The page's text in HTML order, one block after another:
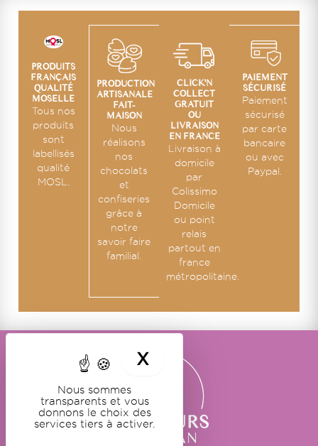
PRODUITS
FRANÇAIS
QUALITÉ
MOSELLE
Tous nos
produits
sont
labellisés
qualité
MOSL.
PRODUCTION
ARTISANALE
FAIT-
MAISON
Nous
réalisons
nos
chocolats
et
confiseries
grâce à
notre
savoir faire
familial.
CLICK'N
COLLECT
GRATUIT
OU
LIVRAISON
EN FRANCE
Livraison à
domicile
par
Colissimo
Domicile
ou point
relais
partout en
france
métropolitaine.
PAIEMENT
SÉCURISÉ
Paiement
sécurisé
par carte
bancaire
ou avec
Paypal.
Nous sommes
transparents et vous
donnons le choix des
services tiers à activer.
X MASQUER LE